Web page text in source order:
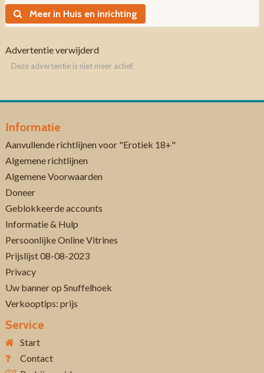
Meer in Huis en inrichting
Advertentie verwijderd
Deze advertentie is niet meer actief.
Informatie
Aanvullende richtlijnen voor "Erotiek 18+"
Algemene richtlijnen
Algemene Voorwaarden
Doneer
Geblokkeerde accounts
Informatie & Hulp
Persoonlijke Online Vitrines
Prijslijst 08-08-2023
Privacy
Uw banner op Snuffelhoek
Verkooptips: prijs
Service
Start
Contact